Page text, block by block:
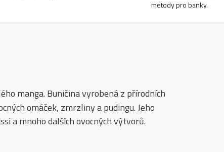
metody pro banky.
manga. Buničina vyrobená z přírodních
omáček, zmrzliny a pudingu. Jeho
a mnoho dalších ovocných výtvorů.